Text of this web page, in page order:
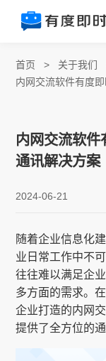
首页 > 关于我们
内网交流软件有度
内网交流软件
通讯解决方案
2024-06-21
随着企业信息化
业日常工作中不
往往难以满足企
多方面的需求。
企业打造的内网
提供了全方位的